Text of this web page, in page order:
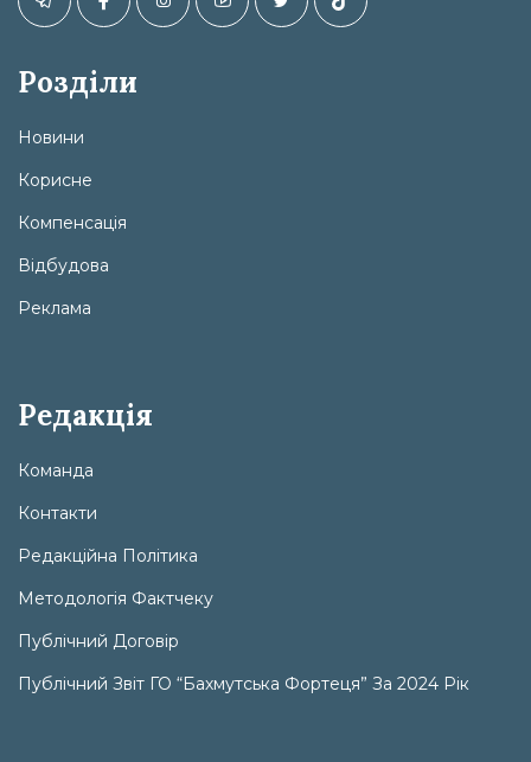
Розділи
Новини
Корисне
Компенсація
Відбудова
Реклама
Редакція
Команда
Контакти
Редакційна Політика
Методологія Фактчеку
Публічний Договір
Публічний Звіт ГО “Бахмутська Фортеця” За 2024 Рік